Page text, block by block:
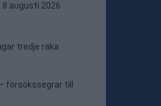
8 augusti 2026
tredje raka
försökssegrar till